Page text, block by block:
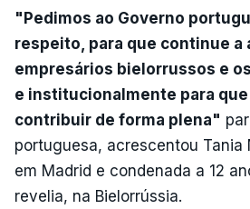
"Pedimos ao Governo
respeito, para que continue a
empresários bielorrussos e
e institucionalmente para
contribuir de forma plena"
portuguesa, acrescentou Tania
em Madrid e condenada a 12
revelia, na Bielorrússia.